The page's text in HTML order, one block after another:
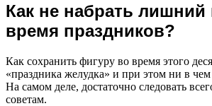
Как не набрать лишний
время праздников?
Как сохранить фигуру во время этого
«праздника желудка» и при этом ни в чем
На самом деле, достаточно следовать
советам.